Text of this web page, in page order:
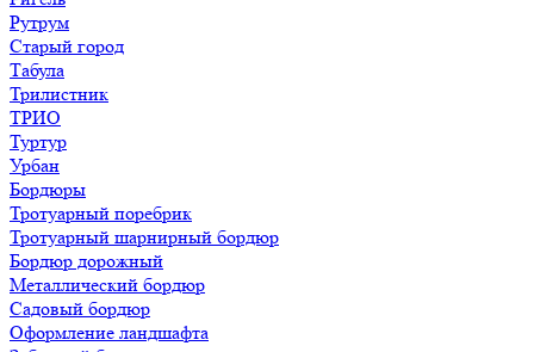
Рутрум
Старый город
Табула
Трилистник
ТРИО
Туртур
Урбан
Бордюры
Тротуарный поребрик
Тротуарный шарнирный бордюр
Бордюр дорожный
Металлический бордюр
Садовый бордюр
Оформление ландшафта